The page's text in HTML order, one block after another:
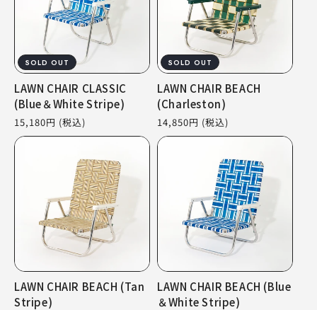
SOLD OUT
LAWN CHAIR CLASSIC
(Blue＆White Stripe)
通
常
価
15,180円 (税込)
SOLD OUT
LAWN CHAIR BEACH
(Charleston)
通
常
価
14,850円 (税込)
LAWN CHAIR BEACH (Tan
Stripe)
LAWN CHAIR BEACH (Blue
＆White Stripe)